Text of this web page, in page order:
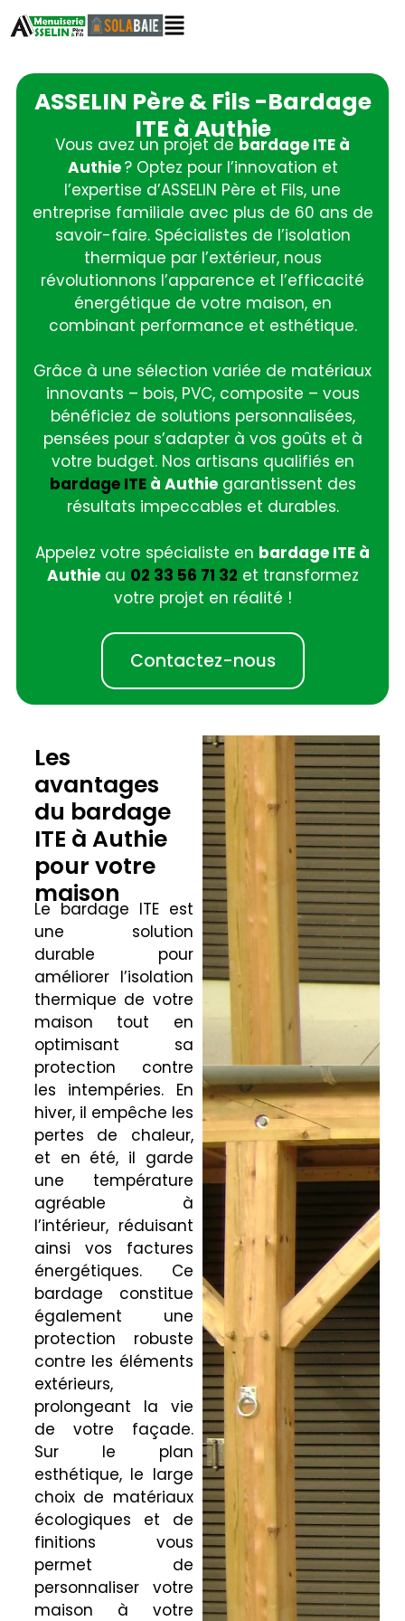
ASSELIN Père & Fils -Bardage
ITE à Authie
Vous avez un projet de bardage ITE à
Authie? Optez pour l’innovation et
l’expertise d’ASSELIN Père et Fils, une
entreprise familiale avec plus de 60 ans de
savoir-faire. Spécialistes de l’isolation
thermique par l’extérieur, nous
révolutionnons l’apparence et l’efficacité
énergétique de votre maison, en
combinant performance et esthétique.
Grâce à une sélection variée de matériaux
innovants – bois, PVC, composite – vous
bénéficiez de solutions personnalisées,
pensées pour s’adapter à vos goûts et à
votre budget. Nos artisans qualifiés en
bardage ITEà Authiegarantissent des
résultats impeccables et durables.
Appelez votre spécialiste en bardage ITE à
Authieau 02 33 56 71 32 et transformez
votre projet en réalité !
Contactez-nous
Les
avantages
du bardage
ITE à Authie
pour votre
maison
Le bardage ITE est
une solution
durable pour
améliorer l’isolation
thermique de votre
maison tout en
optimisant sa
protection contre
les intempéries. En
hiver, il empêche les
pertes de chaleur,
et en été, il garde
une température
agréable à
l’intérieur, réduisant
ainsi vos factures
énergétiques. Ce
bardage constitue
également une
protection robuste
contre les éléments
extérieurs,
prolongeant la vie
de votre façade.
Sur le plan
esthétique, le large
choix de matériaux
écologiques et de
finitions vous
permet de
personnaliser votre
maison à votre